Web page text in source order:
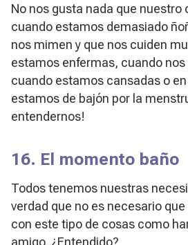
No nos gusta nada que nuestro
cuando estamos demasiado
nos mimen y que nos cuiden
estamos enfermas, cuando
cuando estamos cansadas o
estamos de bajón por la
entendernos!
16. El momento baño
Todos tenemos nuestras
verdad que no es necesario
con este tipo de cosas como
amigo. ¿Entendido?